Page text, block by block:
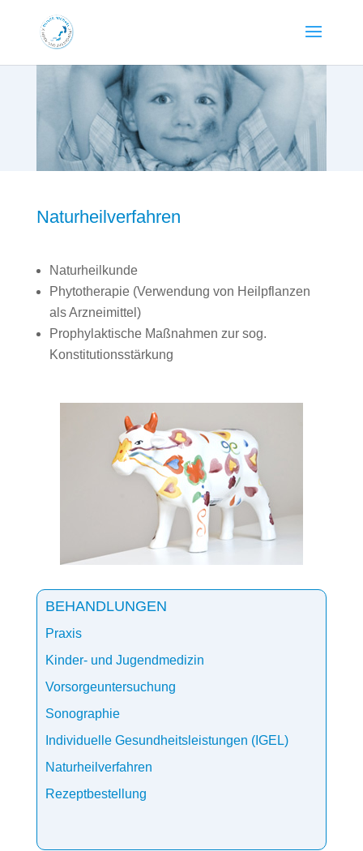
Naturheilverfahren
Naturheilkunde
Phytotherapie (Verwendung von Heilpflanzen
als Arzneimittel)
Prophylaktische Maßnahmen zur sog.
Konstitutionsstärkung
BEHANDLUNGEN
Praxis
Kinder- und Jugendmedizin
Vorsorgeuntersuchung
Sonographie
Individuelle Gesundheitsleistungen (IGEL)
Naturheilverfahren
Rezeptbestellung